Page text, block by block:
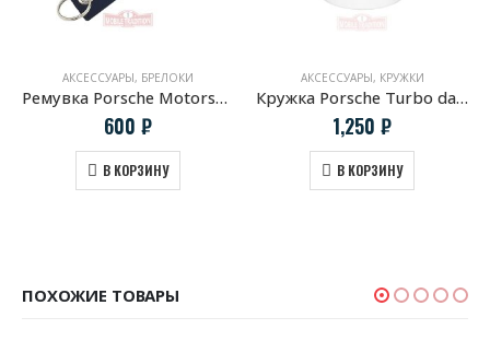
АКСЕССУАРЫ, БРЕЛОКИ
Ремувка Porsche Motorsport Martini Racing
600 ₽
В КОРЗИНУ
АКСЕССУАРЫ, КРУЖКИ
Кружка Porsche Turbo dashboard
1,250 ₽
В КОРЗИНУ
ПОХОЖИЕ ТОВАРЫ